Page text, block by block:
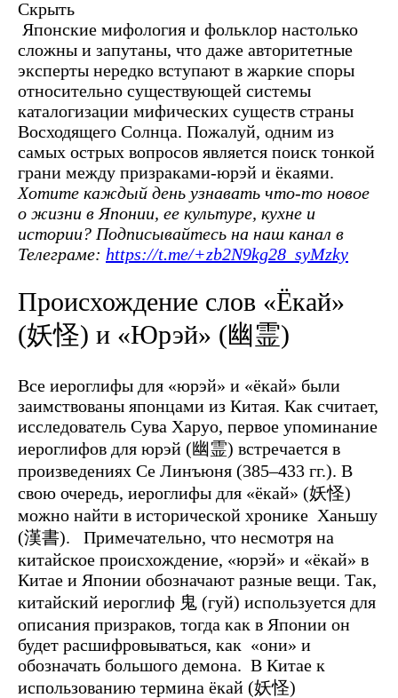
Скрыть
Японские мифология и фольклор настолько
сложны и запутаны, что даже авторитетные
эксперты нередко вступают в жаркие споры
относительно существующей системы
каталогизации мифических существ страны
Восходящего Солнца. Пожалуй, одним из
самых острых вопросов является поиск тонкой
грани между призраками-юрэй и ёкаями.
Хотите каждый день узнавать что-то новое
о жизни в Японии, ее культуре, кухне и
истории? Подписывайтесь на наш канал в
Телеграме: https://t.me/+zb2N9kg28_syMzky
Происхождение слов «Ёкай»
(妖怪) и «Юрэй» (幽霊)
Все иероглифы для «юрэй» и «ёкай» были
заимствованы японцами из Китая. Как считает,
исследователь Сува Харуо, первое упоминание
иероглифов для юрэй (幽霊) встречается в
произведениях Се Линъюня (385–433 гг.). В
свою очередь, иероглифы для «ёкай» (妖怪)
можно найти в исторической хронике Ханьшу
(漢書).
Примечательно, что несмотря на
китайское происхождение, «юрэй» и «ёкай» в
Китае и Японии обозначают разные вещи. Так,
китайский иероглиф 鬼 (гуй) используется для
описания призраков, тогда как в Японии он
будет расшифровываться, как «они» и
обозначать большого демона. В Китае к
использованию термина ёкай (妖怪)